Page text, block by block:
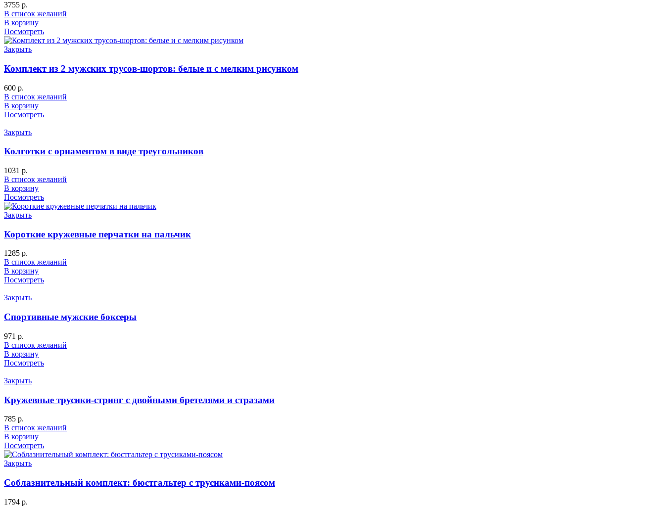
3755 р.
В список желаний
В корзину
Посмотреть
Закрыть
Комплект из 2 мужских трусов-шортов: белые и с мелким рисунком
600 р.
В список желаний
В корзину
Посмотреть
Закрыть
Колготки с орнаментом в виде треугольников
1031 р.
В список желаний
В корзину
Посмотреть
Закрыть
Короткие кружевные перчатки на пальчик
1285 р.
В список желаний
В корзину
Посмотреть
Закрыть
Спортивные мужские боксеры
971 р.
В список желаний
В корзину
Посмотреть
Закрыть
Кружевные трусики-стринг с двойными бретелями и стразами
785 р.
В список желаний
В корзину
Посмотреть
Закрыть
Соблазнительный комплект: бюстгальтер с трусиками-поясом
1794 р.